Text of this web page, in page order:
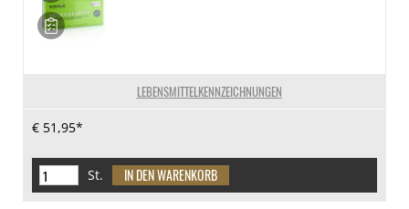
LEBENSMITTELKENNZEICHNUNGEN
€ 51,95*
St.